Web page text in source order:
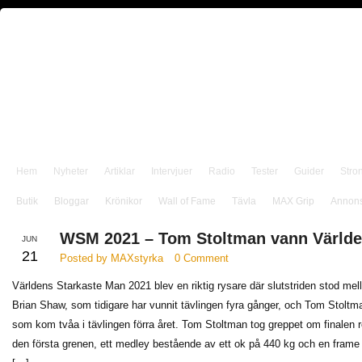
Hem Nyheter Artiklar Intervjuer Radio Tester Guider
Butik Bloggar Krönikor Wall of Fame Tävla MAX Grip
JUN
21
WSM 2021 – Tom Stoltman vann
Posted by MAXstyrka 0 Comment
Världens Starkaste Man 2021 blev en riktig rysare där slutstriden stod
Brian Shaw, som tidigare har vunnit tävlingen fyra gånger, och Tom
som kom tvåa i tävlingen förra året. Tom Stoltman tog greppet om finalen
den första grenen, ett medley bestående av ett ok på 440 kg och en frame